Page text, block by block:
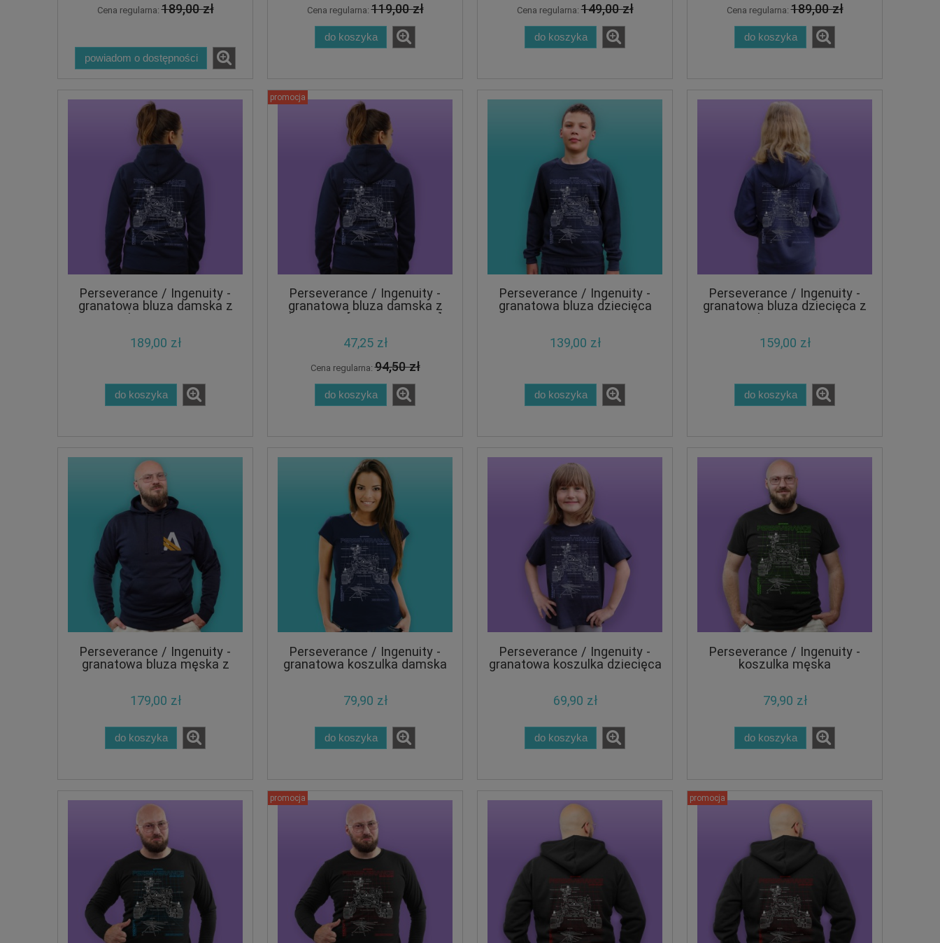
Cena regularna:189,00 zł
powiadom o dostępności
Cena regularna:119,00 zł
do koszyka
Cena regularna:149,00 zł
do koszyka
Cena regularna:189,00 zł
do koszyka
Perseverance / Ingenuity -
granatowa bluza damska z
kapturem
189,00 zł
do koszyka
Perseverance / Ingenuity -
granatowa bluza damska z
kapturem [CRAZY PROMO]
47,25 zł
Cena regularna:94,50 zł
do koszyka
promocja
Perseverance / Ingenuity -
granatowa bluza dziecięca
139,00 zł
do koszyka
Perseverance / Ingenuity -
granatowa bluza dziecięca z
kapturem
159,00 zł
do koszyka
Perseverance / Ingenuity -
granatowa bluza męska z
179,00 zł
do koszyka
Perseverance / Ingenuity -
granatowa koszulka damska
79,90 zł
do koszyka
Perseverance / Ingenuity -
granatowa koszulka dziecięca
69,90 zł
do koszyka
Perseverance / Ingenuity -
koszulka męska
79,90 zł
do koszyka
promocja promocja